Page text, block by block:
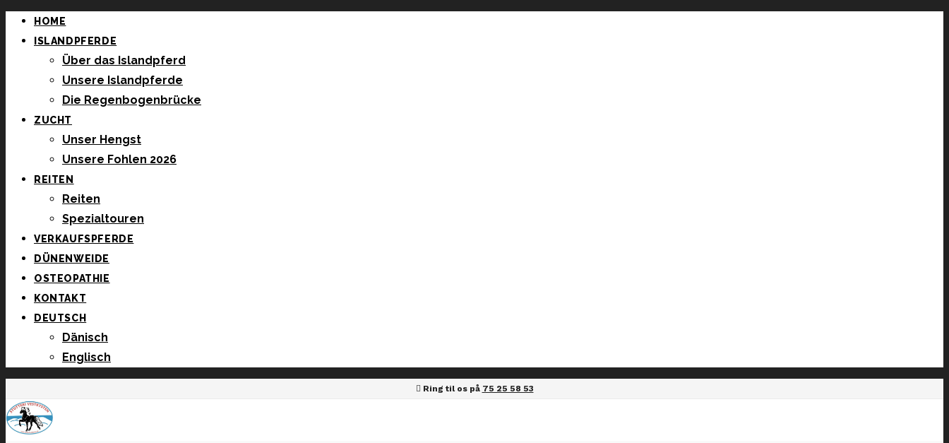
HOME
ISLANDPFERDE
Über das Islandpferd
Unsere Islandpferde
Die Regenbogenbrücke
ZUCHT
Unser Hengst
Unsere Fohlen 2026
REITEN
Reiten
Spezialtouren
VERKAUFSPFERDE
DÜNENWEIDE
OSTEOPATHIE
KONTAKT
DEUTSCH
Dänisch
Englisch
Ring til os på 75 25 58 53